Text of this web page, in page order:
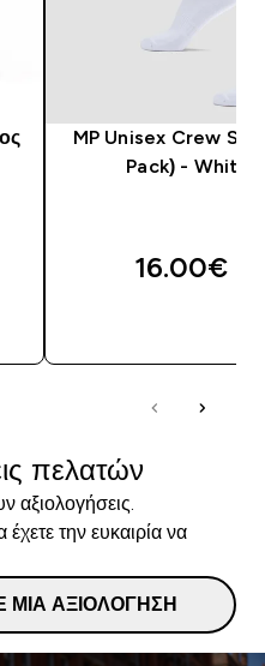
MP Unisex Crew
Pack) - White
16.00€‎
πελατών
αξιολογήσεις.
την ευκαιρία να
ΜΙΑ ΑΞΙΟΛΌΓΗΣΗ